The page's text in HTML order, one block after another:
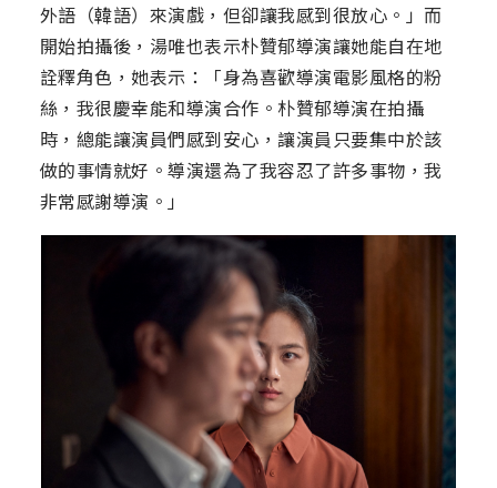
外語（韓語）來演戲，但卻讓我感到很放心。」而
開始拍攝後，湯唯也表示朴贊郁導演讓她能自在地
詮釋角色，她表示：「身為喜歡導演電影風格的粉
絲，我很慶幸能和導演合作。朴贊郁導演在拍攝
時，總能讓演員們感到安心，讓演員只要集中於該
做的事情就好。導演還為了我容忍了許多事物，我
非常感謝導演。」